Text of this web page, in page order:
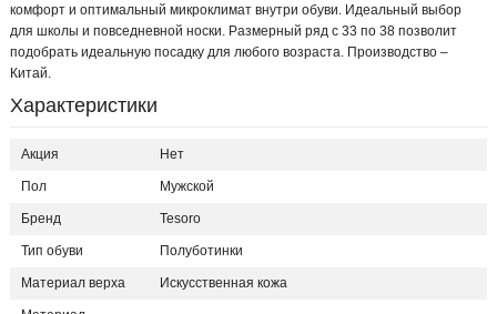
комфорт и оптимальный микроклимат внутри обуви. Идеальный выбор
для школы и повседневной носки. Размерный ряд с 33 по 38 позволит
подобрать идеальную посадку для любого возраста. Производство –
Китай.
Характеристики
Акция Нет
Пол Мужской
Бренд Tesoro
Тип обуви Полуботинки
Материал верха Искусственная кожа